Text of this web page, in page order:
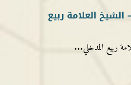
العلامة ربيع
ربيع المدخلي...